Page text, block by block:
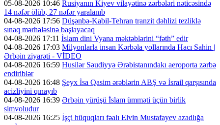
05-08-2026 10:46 Rusiyanın Kiyev vilayətinə zərbələri nəticəsində
14 nəfər ölüb, 27 nəfər yaralanıb
04-08-2026 17:56 Düşənbə-Kabil-Tehran tranzit dəhlizi tezliklə
sınaq mərhələsinə başlayacaq
04-08-2026 17:11 İslam dini Vyana məktəblərini “fəth” edir
04-08-2026 17:03 Milyonlarla insan Kərbəla yollarında Hacı Sahin |
Ərbəin ziyarəti - VİDEO
04-08-2026 16:59 Husilər Səudiyyə Ərəbistanındakı aeroporta zərbə
endiriblər
04-08-2026 16:48 Şeyx İsa Qasim ərəblərin ABŞ və İsrail qarşısında
acizliyini qınayıb
04-08-2026 16:39 Ərbəin yürüşü İslam ümməti üçün birlik
simvoludur
04-08-2026 16:25 İşçi hüquqları fəalı Elvin Mustafayev azadlığa